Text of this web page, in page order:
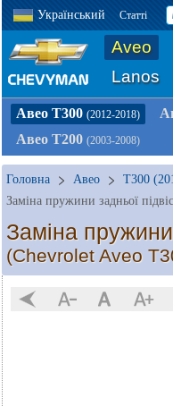
Український Статті
Aveo
Lanos
Авео Т300 (2012-2018)
Авео Т200 (2003-2008)
Головна Авео T300
Заміна пружини задньої
Заміна пружини
(Chevrolet Aveo